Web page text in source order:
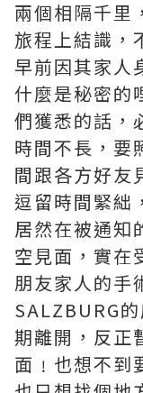
兩個相隔千里
旅程上結識，
早前因其家人
什麼是秘密的
們獲悉的話，
時間不長，要
間跟各方好友
逗留時間緊絀
居然在被通知
空見面，實在
朋友家人的手
SALZBURG
期離開，反正
面﹗也想不到